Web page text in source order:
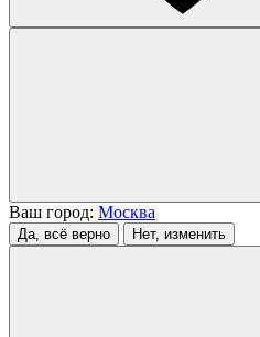
Ваш город: Москва
Да, всё верно Нет, изменить